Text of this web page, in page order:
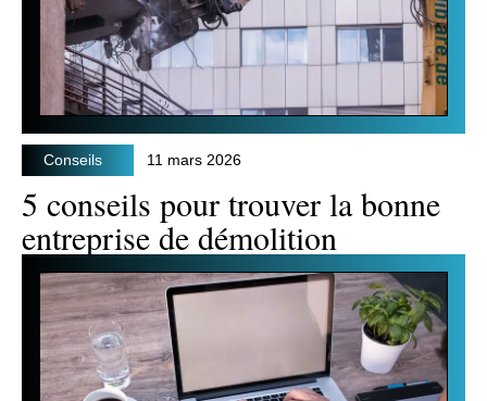
Conseils 11 mars 2026
5 conseils pour trouver la bonne
entreprise de démolition